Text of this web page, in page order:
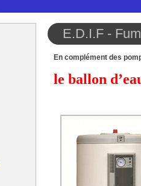
E.D.I.F -
En complément des
le ballon